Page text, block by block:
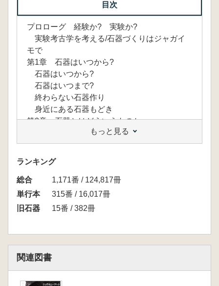
目次
プロローグ 経験か? 実験か?
実験考古学を考える/石器づくりはジャガイ
モで
第1章 石器はいつから?
石器はいつから?
石器はいつまで?
終わらない石器作り
身近にある石器もどき
第2章 石器とはどういうものか
石器を作る技術の進歩
意外に分かっていない使いみち
石器づくりは減算的
石器と石器じゃない石の違いは?
動物が作る偽石器
サルの猿まねとは思えない能力を侮るな
からの経験知―
もっと見る
ランキング
総合
1,171番 / 124,817冊
単行本
315番 / 16,017冊
旧石器
15番 / 382冊
関連図書